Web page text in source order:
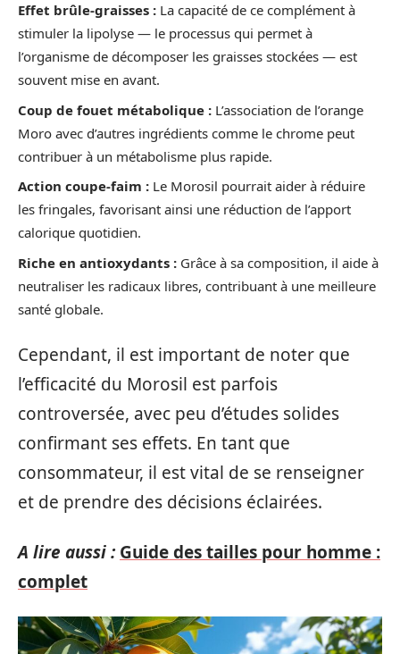
Effet brûle-graisses : La capacité de ce complément à
stimuler la lipolyse — le processus qui permet à
l’organisme de décomposer les graisses stockées — est
souvent mise en avant.
Coup de fouet métabolique : L’association de l’orange
Moro avec d’autres ingrédients comme le chrome peut
contribuer à un métabolisme plus rapide.
Action coupe-faim : Le Morosil pourrait aider à réduire
les fringales, favorisant ainsi une réduction de l’apport
calorique quotidien.
Riche en antioxydants : Grâce à sa composition, il aide à
neutraliser les radicaux libres, contribuant à une meilleure
santé globale.
Cependant, il est important de noter que
l’efficacité du Morosil est parfois
controversée, avec peu d’études solides
confirmant ses effets. En tant que
consommateur, il est vital de se renseigner
et de prendre des décisions éclairées.
A lire aussi : Guide des tailles pour homme :
complet